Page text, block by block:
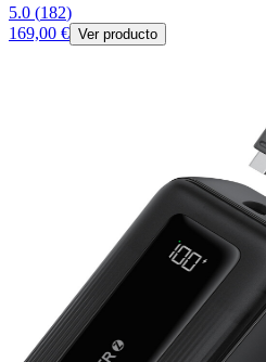
5.0 (182)
169,00 € Ver producto